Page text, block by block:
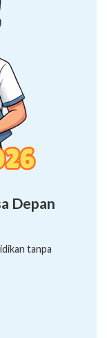
Depan
tanpa